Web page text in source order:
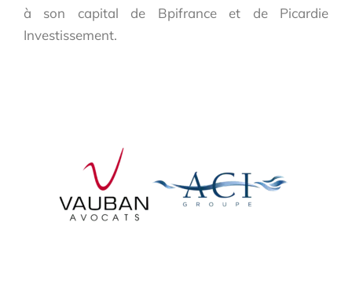
à son capital de Bpifrance et de Picardie
Investissement.